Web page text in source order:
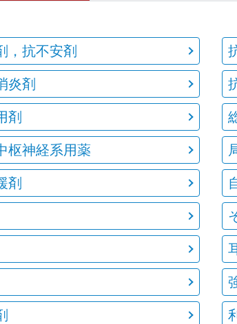
，抗不安剤
炎剤
剤
枢神経系用薬
剤